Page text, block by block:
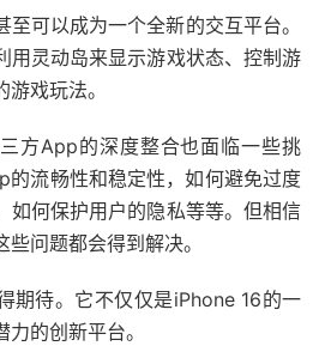
至可以成为一个全新的交互平台。
用灵动岛来显示游戏状态、控制游
戏玩法。
方App的深度整合也面临一些挑
的流畅性和稳定性，如何避免过度
如何保护用户的隐私等等。但相信
问题都会得到解决。
期待。它不仅仅是iPhone 16的一
的创新平台。